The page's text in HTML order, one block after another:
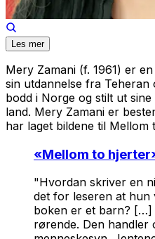
Les mer
Mery Zamani (f. 1961) er
sin utdannelse fra
bodd i Norge og stilt ut
land. Mery Zamani er
har laget bildene til Mellom
«Mellom to hjerter
"Hvordan skriver en
det for leseren at
boken er et barn? […]
rørende. Den handler